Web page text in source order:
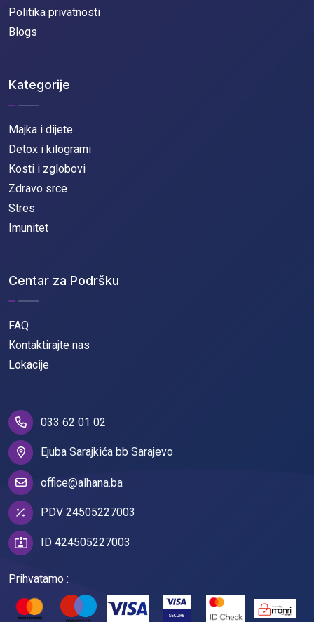
Politika privatnosti
Blogs
Kategorije
Majka i dijete
Detox i kilogrami
Kosti i zglobovi
Zdravo srce
Stres
Imunitet
Centar za Podršku
FAQ
Kontaktirajte nas
Lokacije
033 62 01 02
Ejuba Sarajkića bb Sarajevo
office@alhana.ba
PDV 24505227003
ID 424505227003
Prihvatamo :